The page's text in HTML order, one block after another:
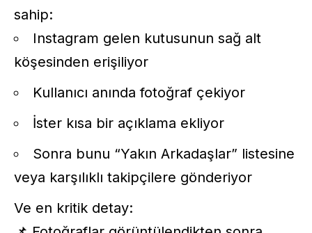
sahip:
Instagram gelen kutusunun sağ alt
köşesinden erişiliyor
Kullanıcı anında fotoğraf çekiyor
İster kısa bir açıklama ekliyor
Sonra bunu “Yakın Arkadaşlar” listesine
veya karşılıklı takipçilere gönderiyor
Ve en kritik detay: